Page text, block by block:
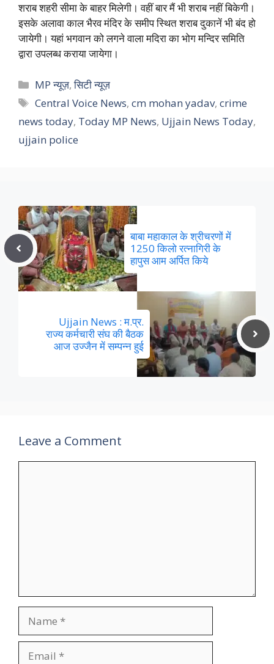
शराब शहरी सीमा के बाहर मिलेगी। वहीं बार मैं भी शराब नहीं बिकेगी।
इसके अलावा काल भैरव मंदिर के समीप स्थित शराब दुकानें भी बंद हो
जायेगी। यहां भगवान को लगने वाला मदिरा का भोग मन्दिर समिति
द्वारा उपलब्ध कराया जायेगा।
Categories
MP न्यूज़,सिटी न्यूज़
Tags
Central Voice News,cm mohan yadav,crime
news today, Today MP News, Ujjain News Today,
ujjain police
बाबा महाकाल के श्रीचरणों में
1250 किलो रत्नागिरी के
हापुस आम अर्पित किये
Ujjain News : म.प्र.
राज्य कर्मचारी संघ की बैठक
आज उज्जैन में सम्पन्न हुई
Leave a Comment